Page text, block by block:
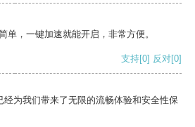
单，一键加速就能开启，非常方便。
支持[0] 反对[0]
为我们带来了无限的流畅体验和安全性保